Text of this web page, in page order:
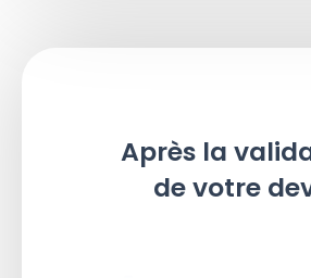
Après la
de votre